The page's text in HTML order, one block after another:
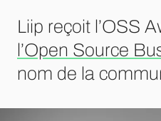
Liip reçoit l’OSS
l’Open Source
nom de la